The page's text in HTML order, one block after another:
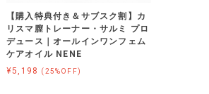
【購入特典付き＆サブスク割】カ
リスマ膣トレーナー・サルミ プロ
デュース｜オールインワンフェム
ケアオイル NENE
¥5,198
(25%OFF)